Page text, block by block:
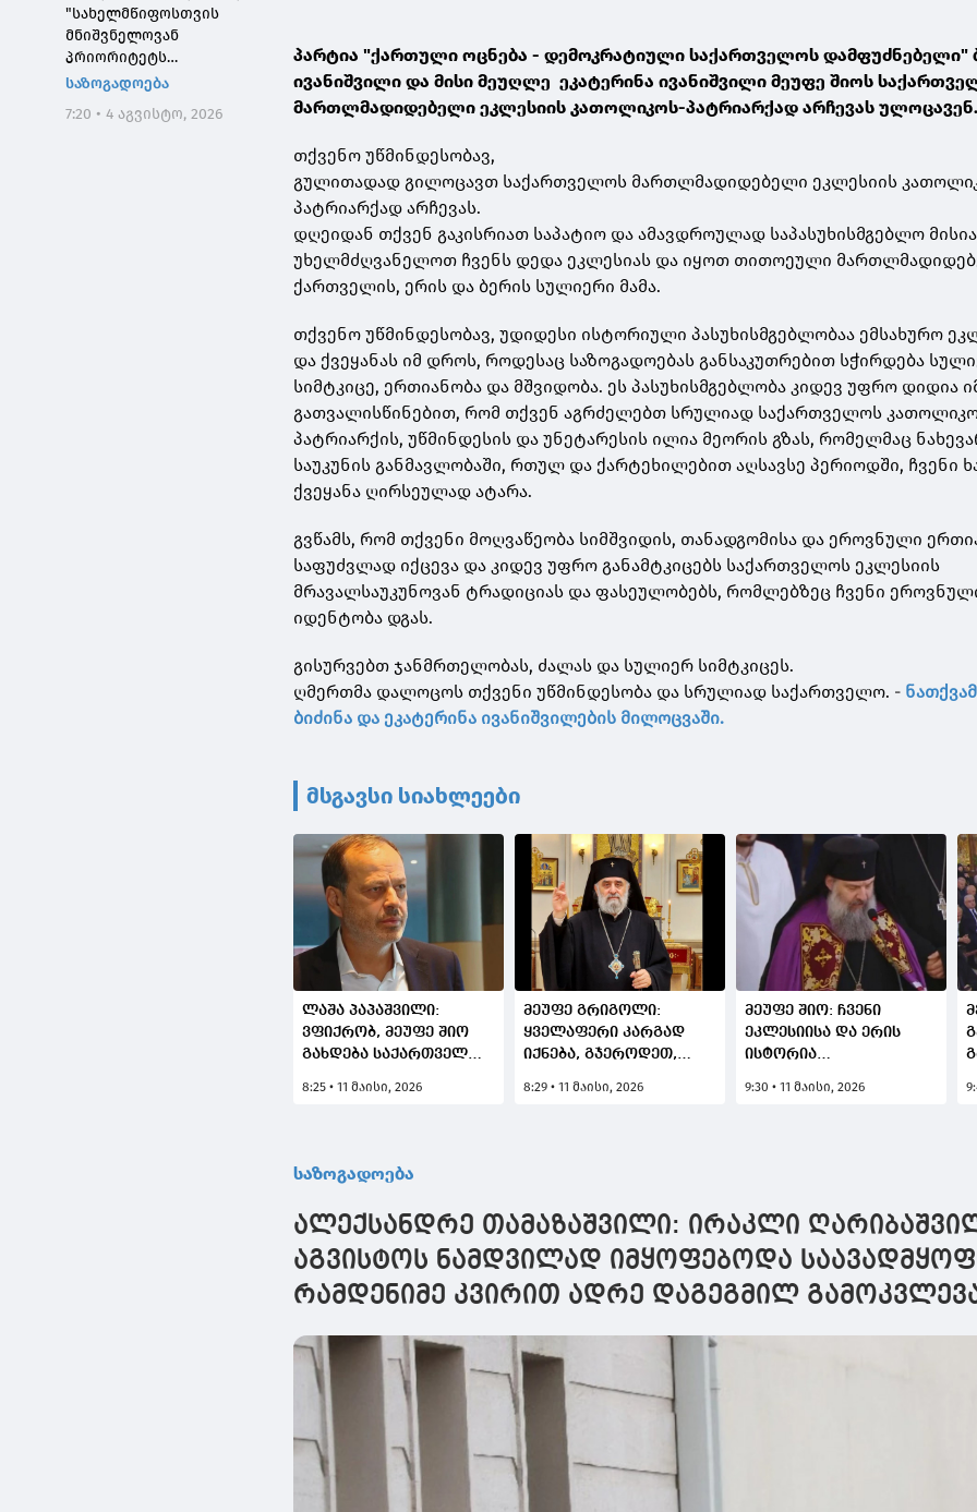
"სახელმწიფოსთვის
მნიშვნელოვან
პრიორიტეტს
საქართველოს ტყეების,
დეგრადირებული
საზოგადოება
7:20 • 4 აგვისტო, 2026
პარტია "ქართული ოცნება - დემოკრატიული საქართველოს დამფუძნებელი"
ივანიშვილი და მისი მეუღლე ეკატერინა ივანიშვილი მეუფე შიოს
მართლმადიდებელი ეკლესიის კათოლიკოს-პატრიარქად არჩევას ულოცავენ.
თქვენო უწმინდესობავ,
გულითადად გილოცავთ საქართველოს მართლმადიდებელი ეკლესიის
პატრიარქად არჩევას.
დღეიდან თქვენ გაკისრიათ საპატიო და ამავდროულად საპასუხისმგებლო
უხელმძღვანელოთ ჩვენს დედა ეკლესიას და იყოთ თითოეული
ქართველის, ერის და ბერის სულიერი მამა.
თქვენო უწმინდესობავ, უდიდესი ისტორიული პასუხისმგებლობაა ემსახურო
და ქვეყანას იმ დროს, როდესაც საზოგადოებას განსაკუთრებით სჭირდება
სიმტკიცე, ერთიანობა და მშვიდობა. ეს პასუხისმგებლობა კიდევ უფრო დიდია
გათვალისწინებით, რომ თქვენ აგრძელებთ სრულიად საქართველოს
პატრიარქის, უწმინდესის და უნეტარესის ილია მეორის გზას, რომელმაც
საუკუნის განმავლობაში, რთულ და ქარტეხილებით აღსავსე პერიოდში, ჩვენი
ქვეყანა ღირსეულად ატარა.
გვწამს, რომ თქვენი მოღვაწეობა სიმშვიდის, თანადგომისა და ეროვნული
საფუძვლად იქცევა და კიდევ უფრო განამტკიცებს საქართველოს ეკლესიის
მრავალსაუკუნოვან ტრადიციას და ფასეულობებს, რომლებზეც ჩვენი
იდენტობა დგას.
გისურვებთ ჯანმრთელობას, ძალას და სულიერ სიმტკიცეს.
ღმერთმა დალოცოს თქვენი უწმინდესობა და სრულიად საქართველო. -
ბიძინა და ეკატერინა ივანიშვილების მილოცვაში.
მსგავსი სიახლეები
ლაშა პაპაშვილი:
ვფიქრობ, მეუფე შიო
გახდება საქართველოს
პატრიარქი
8:25 • 11 მაისი, 2026
მეუფე გრიგოლი:
ყველაფერი კარგად
იქნება, გჯეროდეთ,
8:29 • 11 მაისი, 2026
მეუფე შიო: ჩვენი
ეკლესიისა და ერის
ისტორია
გადაჯაჭვული - 1 700
თვითმყოფადობის,
კულტურისა და
აზროვნების მთავარი
საყრდენია
9:30 • 11 მაისი, 2026
საზოგადოება
ალექსანდრე თამაზაშვილი: ირაკლი
აგვისტოს ნამდვილად იმყოფებოდა
რამდენიმე კვირით ადრე დაგეგმილ